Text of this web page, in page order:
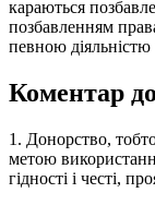
караються
позбавленням
певною діяльністю
Коментар
1. Донорство,
метою
гідності і честі,